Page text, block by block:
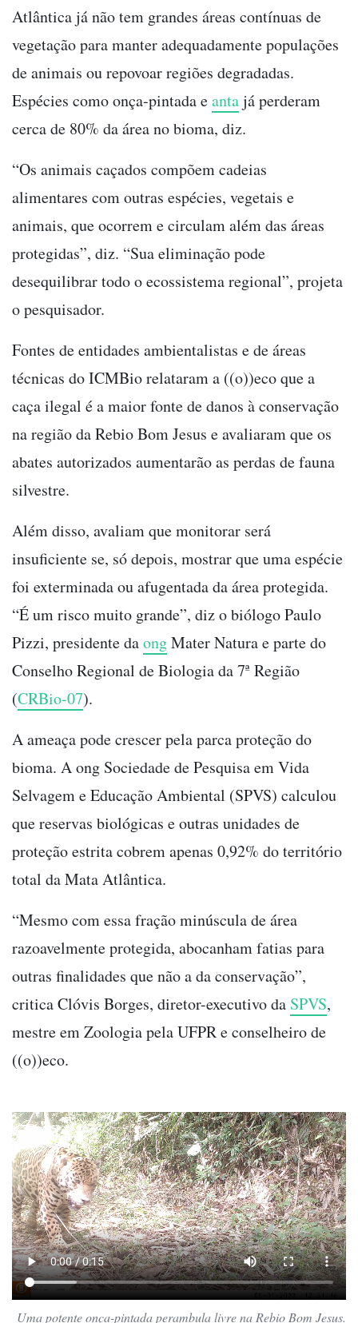
Atlântica já não tem grandes áreas contínuas de
vegetação para manter adequadamente populações
de animais ou repovoar regiões degradadas.
Espécies como onça-pintada eantajá perderam
cerca de 80% da área no bioma, diz.
“Os animais caçados compõem cadeias
alimentares com outras espécies, vegetais e
animais, que ocorrem e circulam além das áreas
protegidas”, diz. “Sua eliminação pode
desequilibrar todo o ecossistema regional”, projeta
o pesquisador.
Fontes de entidades ambientalistas e de áreas
técnicas do ICMBio relataram a ((o))eco que a
caça ilegal é a maior fonte de danos à conservação
na região da Rebio Bom Jesus e avaliaram que os
abates autorizados aumentarão as perdas de fauna
silvestre.
Além disso, avaliam que monitorar será
insuficiente se, só depois, mostrar que uma espécie
foi exterminada ou afugentada da área protegida.
“É um risco muito grande”, diz o biólogo Paulo
Pizzi, presidente daongMater Natura e parte do
Conselho Regional de Biologia da 7ª Região
(CRBio-07).
A ameaça pode crescer pela parca proteção do
bioma. A ong Sociedade de Pesquisa em Vida
Selvagem e Educação Ambiental (SPVS) calculou
que reservas biológicas e outras unidades de
proteção estrita cobrem apenas 0,92% do território
total da Mata Atlântica.
“Mesmo com essa fração minúscula de área
razoavelmente protegida, abocanham fatias para
outras finalidades que não a da conservação”,
critica Clóvis Borges, diretor-executivo da SPVS,
mestre em Zoologia pela UFPR e conselheiro de
((o))eco.
Uma potente onça-pintada perambula livre na Rebio Bom Jesus.